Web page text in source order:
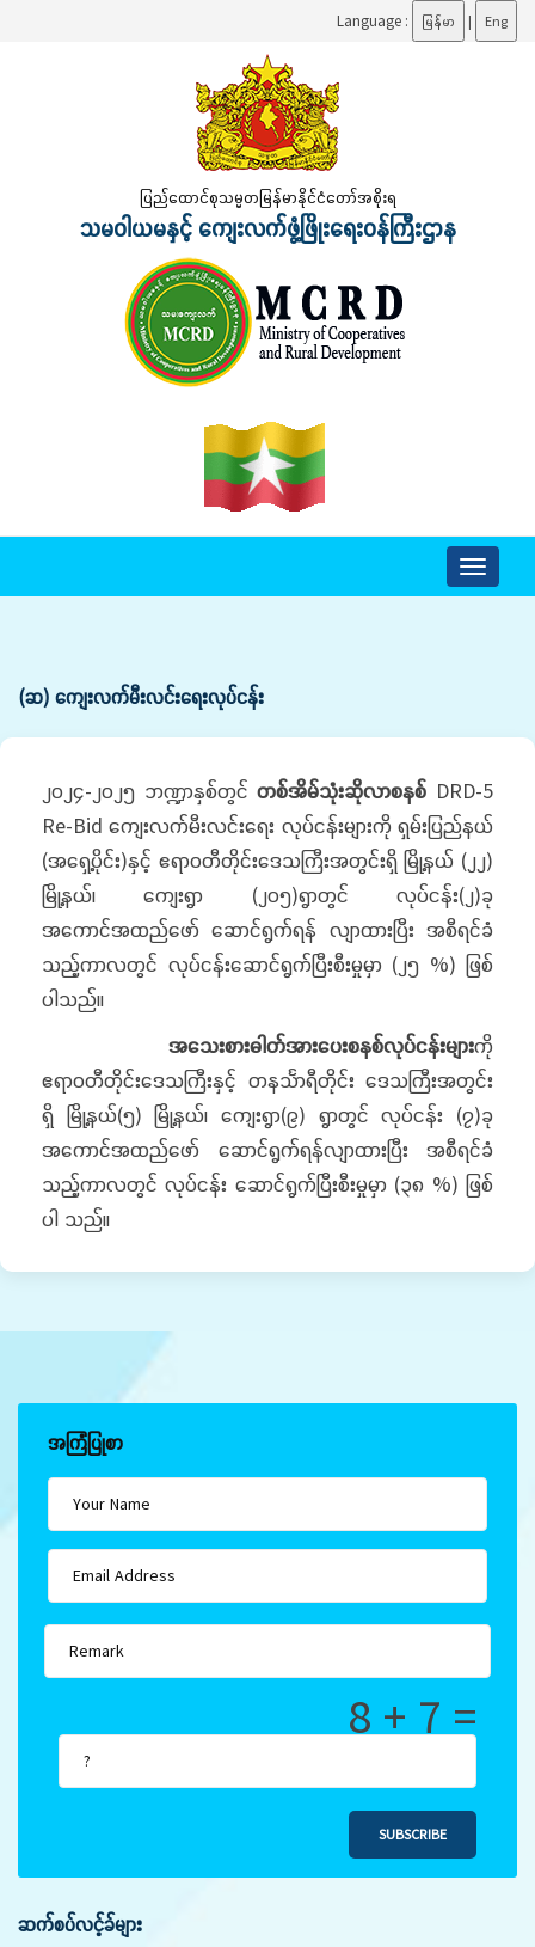
Language : မြန်မာ | Eng
ပြည်ထောင်စုသမ္မတမြန်မာနိုင်ငံတော်အစိုးရ
သမဝါယမနှင့် ကျေးလက်ဖွံ့ဖြိုးရေးဝန်ကြီးဌာန
Toggle
(ဆ) ကျေးလက်မီးလင်းရေးလုပ်ငန်း
၂၀၂၄-၂၀၂၅ ဘဏ္ဍာနှစ်တွင်တစ်အိမ်သုံးဆိုလာစနစ် DRD-5
Re-Bid ကျေးလက်မီးလင်းရေး လုပ်ငန်းများကို ရှမ်းပြည်နယ်
(အရှေ့ပိုင်း)နှင့် ဧရာဝတီတိုင်းဒေသကြီးအတွင်းရှိ မြို့နယ် (၂၂)
မြို့နယ်၊ ကျေးရွာ (၂၀၅)ရွာတွင် လုပ်ငန်း(၂)ခု
အကောင်အထည်ဖော် ဆောင်ရွက်ရန် လျာထားပြီး အစီရင်ခံ
သည့်ကာလတွင် လုပ်ငန်းဆောင်ရွက်ပြီးစီးမှုမှာ (၂၅ %) ဖြစ်
ပါသည်။
အသေးစားဓါတ်အားပေးစနစ်လုပ်ငန်းများကို
ဧရာဝတီတိုင်းဒေသကြီးနှင့် တနင်္သာရီတိုင်း ဒေသကြီးအတွင်း
ရှိ မြို့နယ်(၅) မြို့နယ်၊ ကျေးရွာ(၉) ရွာတွင် လုပ်ငန်း (၇)ခု
အကောင်အထည်ဖော် ဆောင်ရွက်ရန်လျာထားပြီး အစီရင်ခံ
သည့်ကာလတွင် လုပ်ငန်း ဆောင်ရွက်ပြီးစီးမှုမှာ (၃၈ %) ဖြစ်
ပါ သည်။
အကြံပြုစာ
8 + 7 =
SUBSCRIBE
ဆက်စပ်လင့်ခ်များ